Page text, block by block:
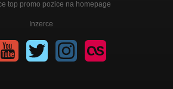
top promo pozice na homepage
Inzerce